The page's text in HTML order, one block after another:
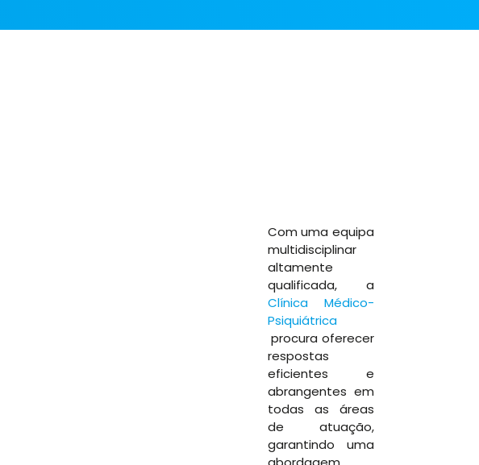
Com uma equipa
multidisciplinar
altamente
qualificada, a
Clínica Médico-
Psiquiátrica
procura oferecer
respostas
eficientes e
abrangentes em
todas as áreas
de atuação,
garantindo uma